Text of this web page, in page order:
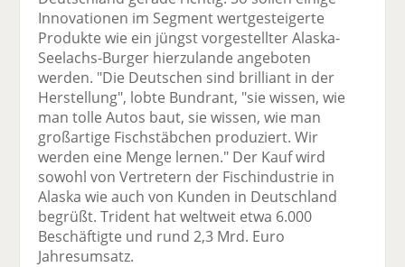
Innovationen im Segment wertgesteigerte
Produkte wie ein jüngst vorgestellter Alaska-
Seelachs-Burger hierzulande angeboten
werden. "Die Deutschen sind brilliant in der
Herstellung", lobte Bundrant, "sie wissen, wie
man tolle Autos baut, sie wissen, wie man
großartige Fischstäbchen produziert. Wir
werden eine Menge lernen." Der Kauf wird
sowohl von Vertretern der Fischindustrie in
Alaska wie auch von Kunden in Deutschland
begrüßt. Trident hat weltweit etwa 6.000
Beschäftigte und rund 2,3 Mrd. Euro
Jahresumsatz.